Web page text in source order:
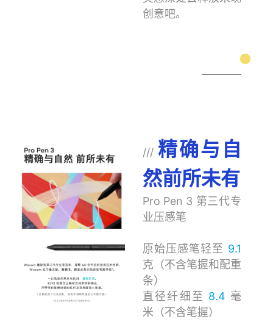
创意吧。
/// 精确与自
然前所未有
Pro Pen 3 第三代专
业压感笔
原始压感笔轻至 9.1
克（不含笔握和配重
条）
直径纤细至 8.4 毫
米（不含笔握）